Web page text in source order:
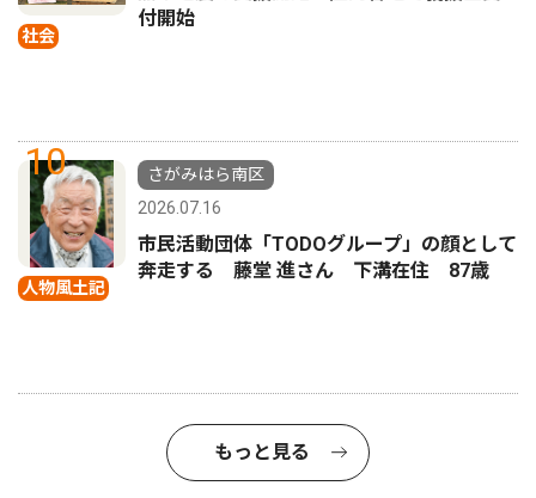
社会
付開始
10
人物風土記
さがみはら南区
2026.07.16
市民活動団体「TODOグループ」の顔として
奔走する 藤堂 進さん 下溝在住 87歳
もっと見る